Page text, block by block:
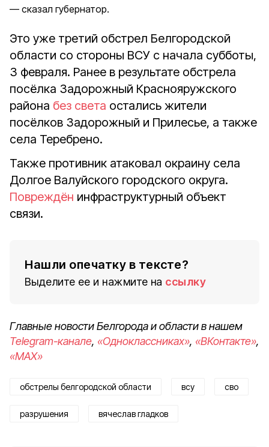
сказал губернатор.
Это уже третий обстрел Белгородской
области со стороны ВСУ с начала субботы,
3 февраля. Ранее в результате обстрела
посёлка Задорожный Краснояружского
района без света остались жители
посёлков Задорожный и Прилесье, а также
села Теребрено.
Также противник атаковал окраину села
Долгое Валуйского городского округа.
Повреждён инфраструктурный объект
связи.
Нашли опечатку в тексте?
Выделите ее и нажмите на ссылку
Главные новости Белгорода и области в нашем
Telegram-канале, «Одноклассниках», «ВКонтакте»,
«MAX»
обстрелы белгородской области всу сво
разрушения вячеслав гладков